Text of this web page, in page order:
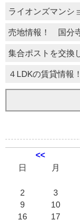
ライオンズマンシ
売地情報！ 国分
集合ポストを交換
４LDKの賃貸情報！
<<
日
月
2
3
9
10
16
17